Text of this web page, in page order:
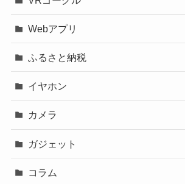
Webアプリ
ふるさと納税
イヤホン
カメラ
ガジェット
コラム